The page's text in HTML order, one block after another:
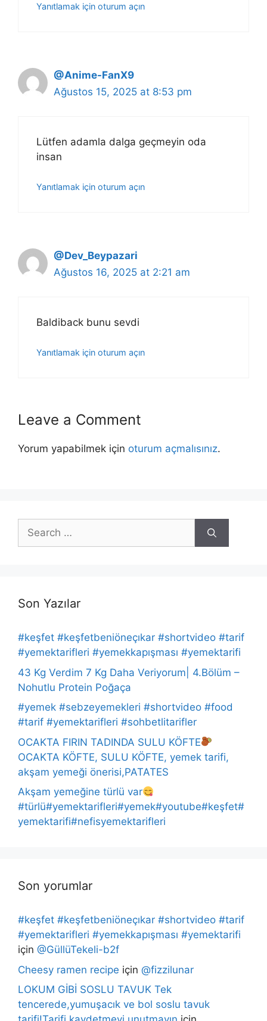
Yanıtlamak için oturum açın
@Anime-FanX9
Ağustos 15, 2025 at 8:53 pm
Lütfen adamla dalga geçmeyin oda
insan
Yanıtlamak için oturum açın
@Dev_Beypazari
Ağustos 16, 2025 at 2:21 am
Baldiback bunu sevdi
Yanıtlamak için oturum açın
Leave a Comment
Yorum yapabilmek için oturum açmalısınız.
Search
for:
Son Yazılar
#keşfet #keşfetbeniöneçıkar #shortvideo #tarif
#yemektarifleri #yemekkapışması #yemektarifi
43 Kg Verdim 7 Kg Daha Veriyorum| 4.Bölüm –
Nohutlu Protein Poğaça
#yemek #sebzeyemekleri #shortvideo #food
#tarif #yemektarifleri #sohbetlitarifler
OCAKTA FIRIN TADINDA SULU KÖFTE
OCAKTA KÖFTE, SULU KÖFTE, yemek tarifi,
akşam yemeği önerisi,PATATES
Akşam yemeğine türlü var
#türlü#yemektarifleri#yemek#youtube#keşfet#
yemektarifi#nefisyemektarifleri
Son yorumlar
#keşfet #keşfetbeniöneçıkar #shortvideo #tarif
#yemektarifleri #yemekkapışması #yemektarifi
için @GüllüTekeli-b2f
Cheesy ramen recipe için @fizzilunar
LOKUM GİBİ SOSLU TAVUK Tek
tencerede,yumuşacık ve bol soslu tavuk